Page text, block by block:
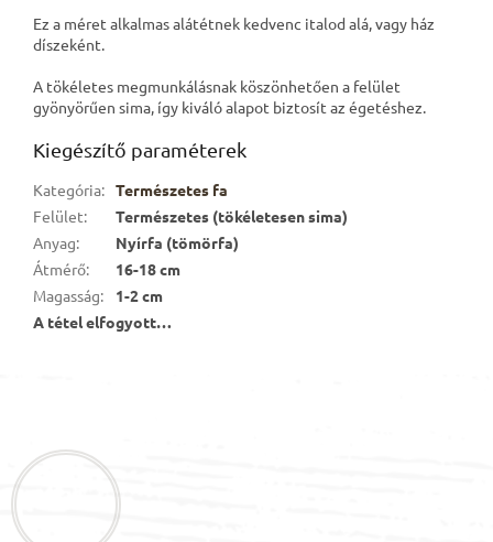
Ez a méret alkalmas alátétnek kedvenc italod alá, vagy ház
díszeként.
A tökéletes megmunkálásnak köszönhetően a felület
gyönyörűen sima, így kiváló alapot biztosít az égetéshez.
Kiegészítő paraméterek
Kategória: Természetes fa
Felület:
Természetes (tökéletesen sima)
Anyag:
Nyírfa (tömörfa)
Átmérő:
16-18 cm
Magasság:
1-2 cm
A tétel elfogyott…